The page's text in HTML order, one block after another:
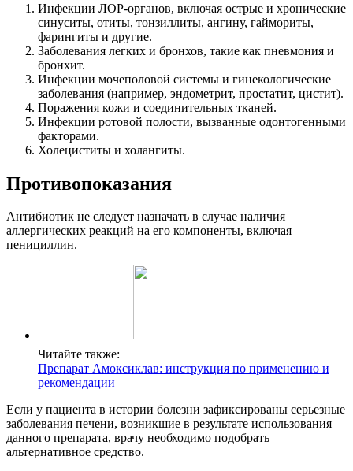
Инфекции ЛОР-органов, включая острые и хронические
синуситы, отиты, тонзиллиты, ангину, гаймориты,
фарингиты и другие.
Заболевания легких и бронхов, такие как пневмония и
бронхит.
Инфекции мочеполовой системы и гинекологические
заболевания (например, эндометрит, простатит, цистит).
Поражения кожи и соединительных тканей.
Инфекции ротовой полости, вызванные одонтогенными
факторами.
Холециститы и холангиты.
Противопоказания
Антибиотик не следует назначать в случае наличия
аллергических реакций на его компоненты, включая
пенициллин.
Читайте также:
Препарат Амоксиклав: инструкция по применению и
рекомендации
Если у пациента в истории болезни зафиксированы серьезные
заболевания печени, возникшие в результате использования
данного препарата, врачу необходимо подобрать
альтернативное средство.